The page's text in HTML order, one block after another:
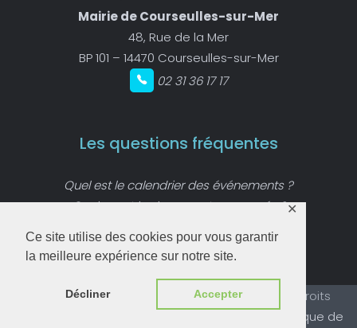
Ce site utilise des cookies pour vous garantir
la meilleure expérience sur notre site.
Décliner Accepter
✕
Mairie de Courseulles-sur-Mer
48, Rue de la Mer
BP 101 – 14470 Courseulles-sur-Mer
02 31 36 17 17
Les questions fréquentes
Quel est le calendrier des événements ?
Quels sont les logements proposés ?
Copyright © 2020 – Le Parc Saint-Ursin
– tous droits
Politique de